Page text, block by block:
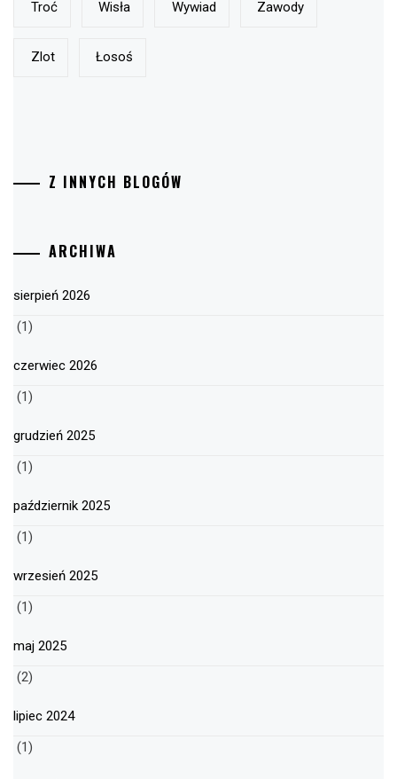
Troć Wisła Wywiad Zawody
Zlot Łosoś
Z INNYCH BLOGÓW
ARCHIWA
sierpień 2026
(1)
czerwiec 2026
(1)
grudzień 2025
(1)
październik 2025
(1)
wrzesień 2025
(1)
maj 2025
(2)
lipiec 2024
(1)